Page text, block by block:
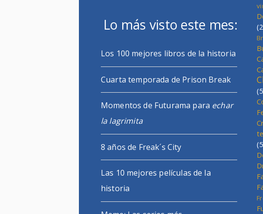
Lo más visto este mes:
Los 100 mejores libros de la historia
Cuarta temporada de Prison Break
Momentos de Futurama para echar
la lagrimita
8 años de Freak´s City
Las 10 mejores películas de la
historia